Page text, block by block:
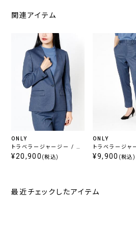
関連アイテム
ONLY
トラベラージャージー / ノ
ーカラージャケット ブルー
¥20,900 (税込)
ONLY
トラベラージャ
ータッククロッ
¥9,900 (税込)
最近チェックしたアイテム